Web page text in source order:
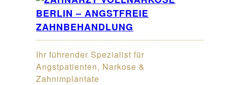
Ihr führender Spezialist für
Angstpatienten, Narkose &
Zahnimplantate